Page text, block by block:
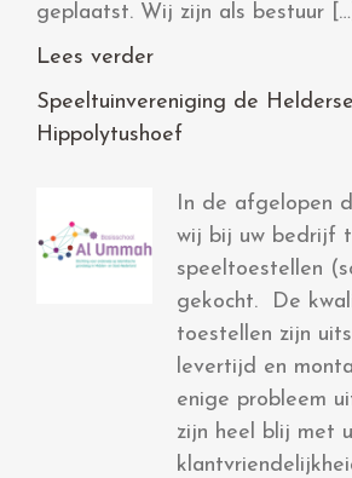
geplaatst. Wij zijn als bestuur […]
Lees verder
Speeltuinvereniging de
Hippolytushoef
In de afgelopen
wij bij uw bedrijf
speeltoestellen
gekocht. De
toestellen zijn
levertijd en
enige probleem
zijn heel blij met